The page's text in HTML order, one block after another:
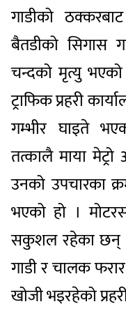
गाडीको
बैतडीको सिगास
चन्दको मृत्यु
ट्राफिक प्रहरी
गम्भीर घाइते
तत्कालै माया
उनको उपचारका
भएको हो ।
सकुशल रहेका छन् ।
गाडी र चालक
खोजी भइरहेको